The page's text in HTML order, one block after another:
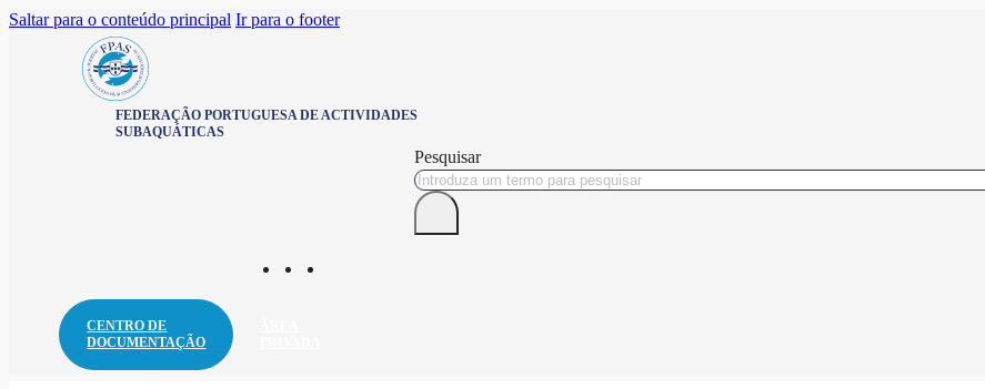
Saltar para o conteúdo principal Ir para o footer
FEDERAÇÃO PORTUGUESA DE ACTIVIDADES
SUBAQUÁTICAS
Pesquisar
CENTRO DE
DOCUMENTAÇÃO